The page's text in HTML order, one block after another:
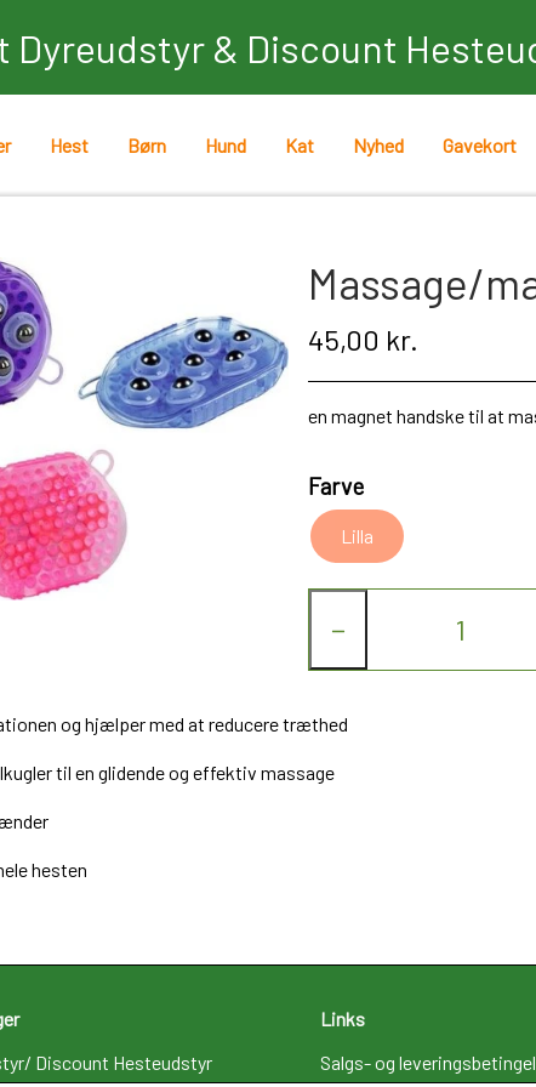
Dyreudstyr & Discount
Hest Børn Hund Kat Nyhed Gavekort
Massage/
45,00 kr.
en magnet handske til at
Farve
Lilla
−
og hjælper med at reducere træthed
til en glidende og effektiv massage
hesten
Discount Hesteudstyr
Links
Salgs- og